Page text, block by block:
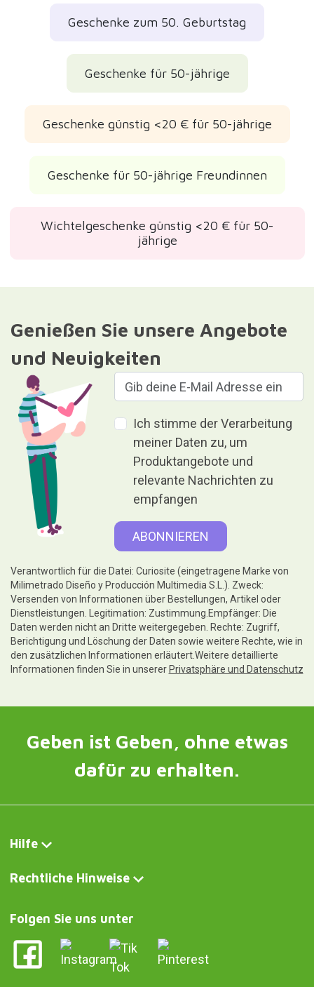
Geschenke zum 50. Geburtstag
Geschenke für 50-jährige
Geschenke günstig <20 € für 50-jährige
Geschenke für 50-jährige Freundinnen
Wichtelgeschenke günstig <20 € für 50-
jährige
Genießen Sie unsere Angebote
und Neuigkeiten
Ich stimme der Verarbeitung
meiner Daten zu, um
Produktangebote und
relevante Nachrichten zu
empfangen
Verantwortlich für die Datei: Curiosite (eingetragene Marke von
Milimetrado Diseño y Producción Multimedia S.L.). Zweck:
Versenden von Informationen über Bestellungen, Artikel oder
Dienstleistungen. Legitimation: Zustimmung.Empfänger: Die
Daten werden nicht an Dritte weitergegeben. Rechte: Zugriff,
Berichtigung und Löschung der Daten sowie weitere Rechte, wie in
den zusätzlichen Informationen erläutert.Weitere detaillierte
Informationen finden Sie in unsererPrivatsphäre und Datenschutz
Geben ist Geben, ohne etwas
dafür zu erhalten.
Hilfe
Rechtliche Hinweise
Folgen Sie uns unter